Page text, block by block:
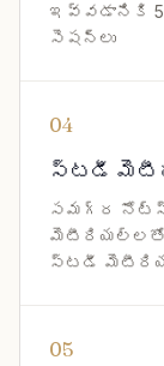
ఇవ్వడానికి 54
సెషన్‌లు
04
స్టడీ
సమగ్ర
మెటీరియల్‌లతో
స్టడీ
05